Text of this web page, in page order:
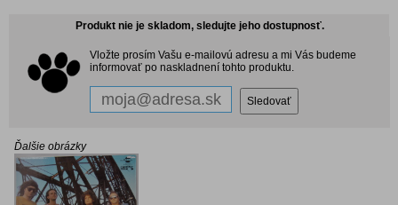
Produkt nie je skladom, sledujte jeho dostupnosť.
Vložte prosím Vašu e-mailovú adresu a mi Vás budeme
informovať po naskladnení tohto produktu.
Ďalšie obrázky